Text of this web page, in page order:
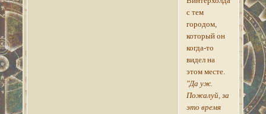
с тем
городом,
который он
когда-то
видел на
этом месте.
"Да уж.
Пожалуй, за
это время